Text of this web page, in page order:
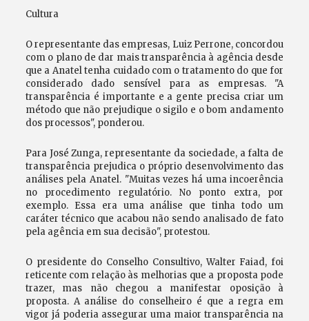
Cultura
O representante das empresas, Luiz Perrone, concordou
com o plano de dar mais transparência à agência desde
que a Anatel tenha cuidado com o tratamento do que for
considerado dado sensível para as empresas. "A
transparência é importante e a gente precisa criar um
método que não prejudique o sigilo e o bom andamento
dos processos", ponderou.
Para José Zunga, representante da sociedade, a falta de
transparência prejudica o próprio desenvolvimento das
análises pela Anatel. "Muitas vezes há uma incoerência
no procedimento regulatório. No ponto extra, por
exemplo. Essa era uma análise que tinha todo um
caráter técnico que acabou não sendo analisado de fato
pela agência em sua decisão", protestou.
O presidente do Conselho Consultivo, Walter Faiad, foi
reticente com relação às melhorias que a proposta pode
trazer, mas não chegou a manifestar oposição à
proposta. A análise do conselheiro é que a regra em
vigor já poderia assegurar uma maior transparência na